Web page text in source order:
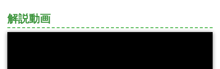
解説動画